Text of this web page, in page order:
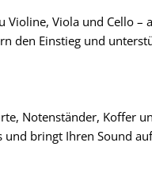
Viola und Cello
den Einstieg und
Notenständer, Koffer
und bringt Ihren Sound